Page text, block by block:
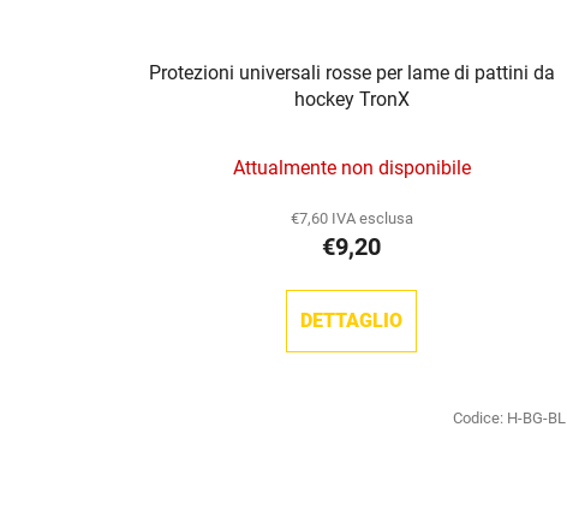
Protezioni universali rosse per lame di pattini da
hockey TronX
Attualmente non disponibile
€7,60 IVA esclusa
€9,20
DETTAGLIO
Codice: H-BG-BL